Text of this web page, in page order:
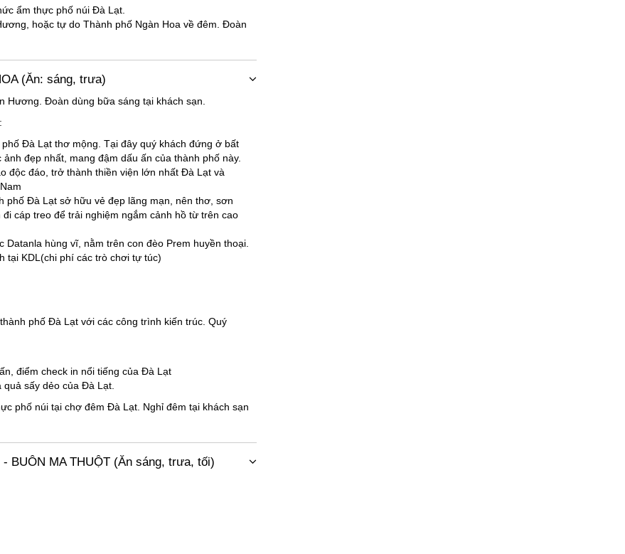
ẩm thực phố núi Đà Lạt.
hoặc tự do Thành phố Ngàn Hoa về đêm. Đoàn
(Ăn: sáng, trưa)
Hương. Đoàn dùng bữa sáng tại khách sạn.
Đà Lạt thơ mộng. Tại đây quý khách đứng ở bất
đẹp nhất, mang đậm dấu ấn của thành phố này.
độc đáo, trở thành thiền viện lớn nhất Đà Lạt và
phố Đà Lạt sở hữu vẻ đẹp lãng mạn, nên thơ, sơn
cáp treo để trải nghiệm ngắm cảnh hồ từ trên cao
Datanla hùng vĩ, nằm trên con đèo Prem huyền thoại.
tại KDL(chi phí các trò chơi tự túc)
phố Đà Lạt với các công trình kiến trúc. Quý
điểm check in nổi tiếng của Đà Lạt
sấy dẻo của Đà Lạt.
phố núi tại chợ đêm Đà Lạt. Nghỉ đêm tại khách sạn
BUÔN MA THUỘT (Ăn sáng, trưa, tối)